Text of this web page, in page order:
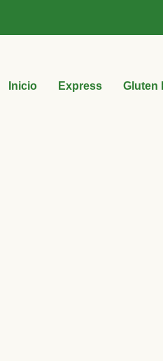
Inicio Express Gluten